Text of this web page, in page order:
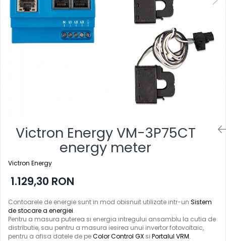
Victron Energy VM-3P75CT
energy meter
Victron Energy
1.129,30 RON
Contoarele de energie sunt in mod obisnuit utilizate intr-un Sistem
de stocare a energiei.
Pentru a masura puterea si energia intregului ansamblu la cutia de
distributie, sau pentru a masura iesirea unui invertor fotovoltaic,
pentru a afisa datele de peColor Control GX si Portalul VRM.